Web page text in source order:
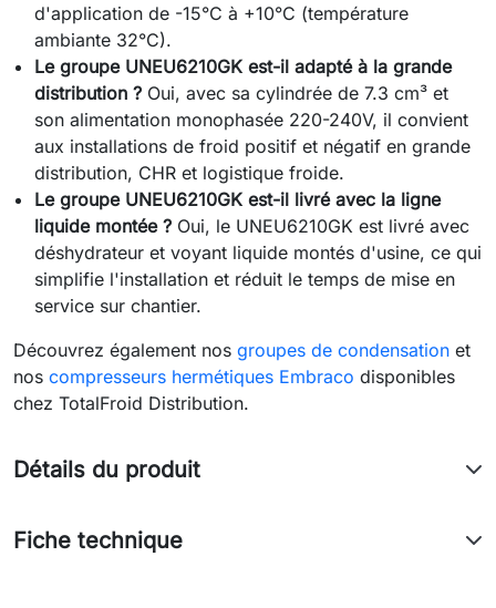
d'application de -15°C à +10°C (température
ambiante 32°C).
Le groupe UNEU6210GK est-il adapté à la grande
distribution ? Oui, avec sa cylindrée de 7.3 cm³ et
son alimentation monophasée 220-240V, il convient
aux installations de froid positif et négatif en grande
distribution, CHR et logistique froide.
Le groupe UNEU6210GK est-il livré avec la ligne
liquide montée ? Oui, le UNEU6210GK est livré avec
déshydrateur et voyant liquide montés d'usine, ce qui
simplifie l'installation et réduit le temps de mise en
service sur chantier.
Découvrez également nos groupes de condensation et
nos compresseurs hermétiques Embraco disponibles
chez TotalFroid Distribution.
Détails du produit
Fiche technique